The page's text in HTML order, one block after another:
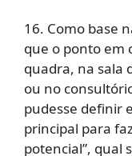
16. Como base
que o ponto em
quadra, na sala
ou no
pudesse definir
principal para
potencial”, qual